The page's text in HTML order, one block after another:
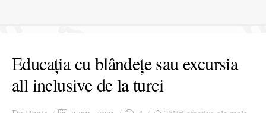
Stari afective
Zice Dunia
Călătorii
Cursuri povestite
Educația cu blândețe sau excursia
all inclusive de la turci